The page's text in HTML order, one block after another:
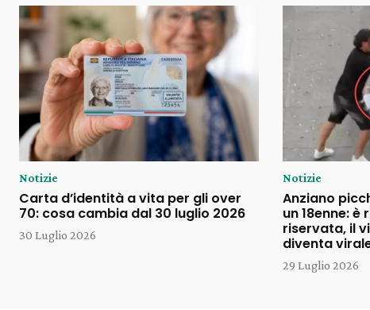
Notizie
Carta d’identità a vita per gli over
70: cosa cambia dal 30 luglio 2026
30 Luglio 2026
Notizie
Anziano
un 18enne:
riservata, il
diventa
29 Luglio 2026